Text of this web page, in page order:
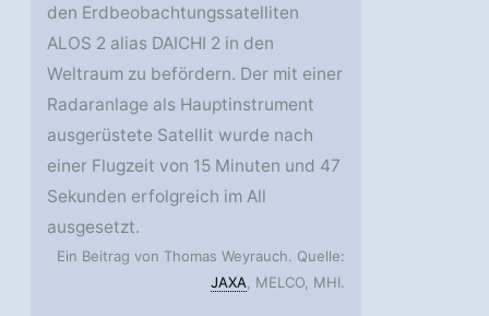
den Erdbeobachtungssatelliten
ALOS 2 alias DAICHI 2 in den
Weltraum zu befördern. Der mit einer
Radaranlage als Hauptinstrument
ausgerüstete Satellit wurde nach
einer Flugzeit von 15 Minuten und 47
Sekunden erfolgreich im All
ausgesetzt.
Ein Beitrag von Thomas Weyrauch. Quelle:
JAXA , MELCO, MHI.